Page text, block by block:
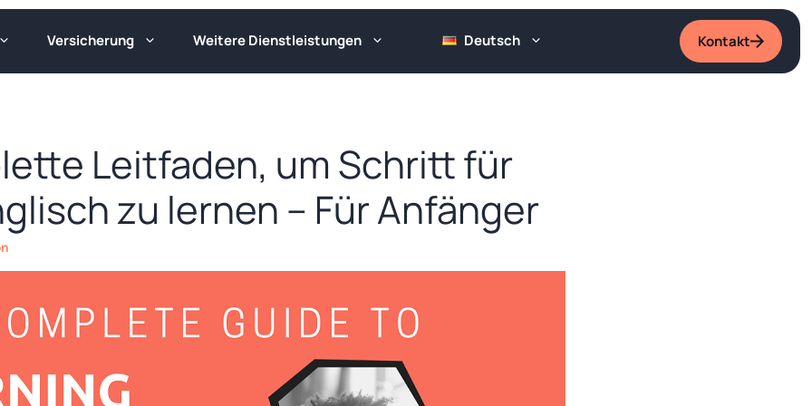
Versicherung Weitere Dienstleistungen Deutsch Kontakt
Leitfaden, um Schritt für
zu lernen – Für Anfänger